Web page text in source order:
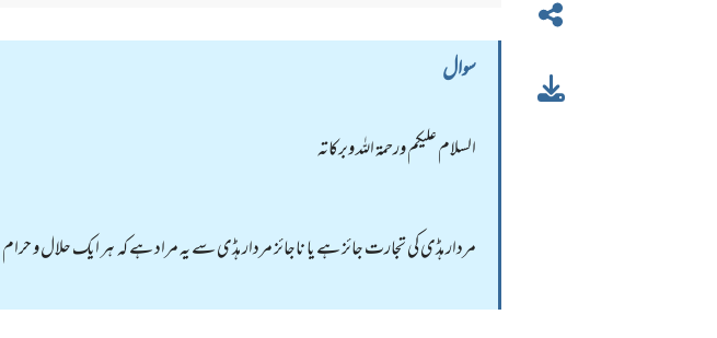
سوال
السلام عليكم ورحمة الله وبركاته
مردار ہڈی کی تجارت جائز ہے یا ناجائز مردار ہڈی سے یہ مراد ہے کہ ہر ایک حلال و